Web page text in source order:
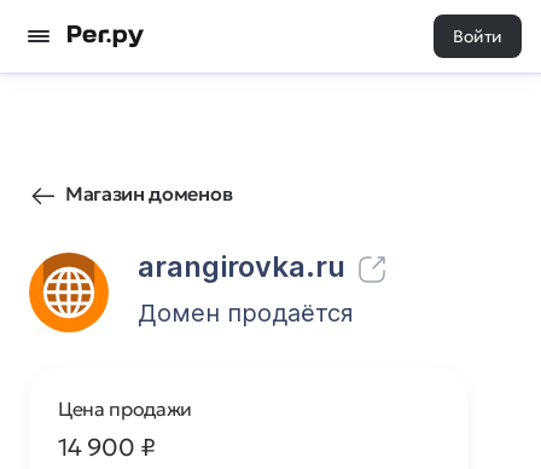
Войти
Магазин доменов
arangirovka.ru
1 0
Домен продаётся
Цена продажи
14 900 ₽